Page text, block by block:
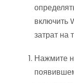
включить
затрат на
Нажмите